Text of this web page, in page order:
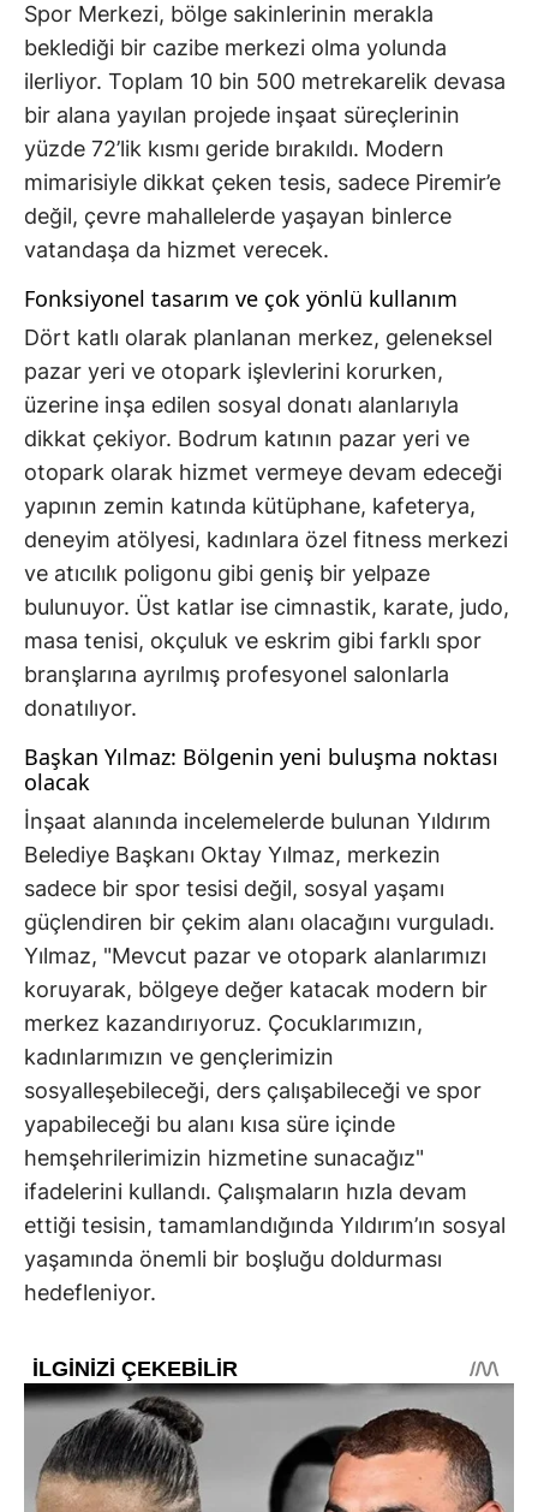
Spor Merkezi, bölge sakinlerinin merakla
beklediği bir cazibe merkezi olma yolunda
ilerliyor. Toplam 10 bin 500 metrekarelik devasa
bir alana yayılan projede inşaat süreçlerinin
yüzde 72’lik kısmı geride bırakıldı. Modern
mimarisiyle dikkat çeken tesis, sadece Piremir’e
değil, çevre mahallelerde yaşayan binlerce
vatandaşa da hizmet verecek.
Fonksiyonel tasarım ve çok yönlü kullanım
Dört katlı olarak planlanan merkez, geleneksel
pazar yeri ve otopark işlevlerini korurken,
üzerine inşa edilen sosyal donatı alanlarıyla
dikkat çekiyor. Bodrum katının pazar yeri ve
otopark olarak hizmet vermeye devam edeceği
yapının zemin katında kütüphane, kafeterya,
deneyim atölyesi, kadınlara özel fitness merkezi
ve atıcılık poligonu gibi geniş bir yelpaze
bulunuyor. Üst katlar ise cimnastik, karate, judo,
masa tenisi, okçuluk ve eskrim gibi farklı spor
branşlarına ayrılmış profesyonel salonlarla
donatılıyor.
Başkan Yılmaz: Bölgenin yeni buluşma noktası
olacak
İnşaat alanında incelemelerde bulunan Yıldırım
Belediye Başkanı Oktay Yılmaz, merkezin
sadece bir spor tesisi değil, sosyal yaşamı
güçlendiren bir çekim alanı olacağını vurguladı.
Yılmaz, "Mevcut pazar ve otopark alanlarımızı
koruyarak, bölgeye değer katacak modern bir
merkez kazandırıyoruz. Çocuklarımızın,
kadınlarımızın ve gençlerimizin
sosyalleşebileceği, ders çalışabileceği ve spor
yapabileceği bu alanı kısa süre içinde
hemşehrilerimizin hizmetine sunacağız"
ifadelerini kullandı. Çalışmaların hızla devam
ettiği tesisin, tamamlandığında Yıldırım’ın sosyal
yaşamında önemli bir boşluğu doldurması
hedefleniyor.